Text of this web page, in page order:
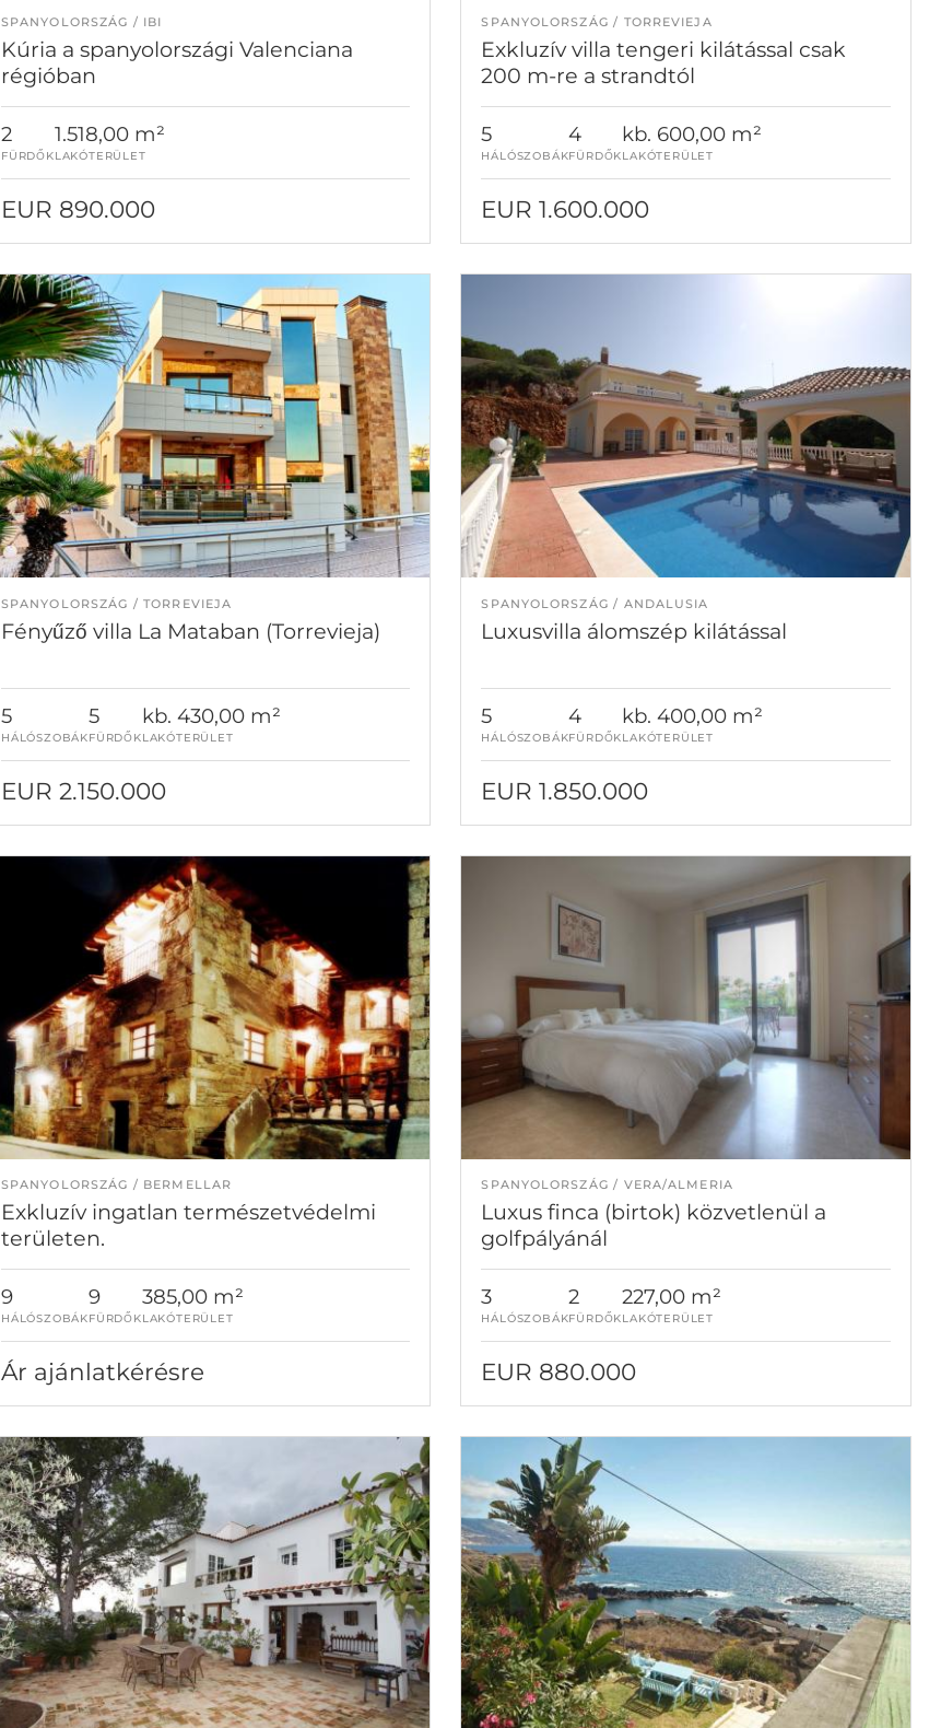
SPANYOLORSZÁG IBI
Kúria a spanyolországi Valenciana
régióban
2
FÜRDŐK
1.518,00 m²
LAKÓTERÜLET
EUR 890.000
SPANYOLORSZÁG TORREVIEJA
Exkluzív villa tengeri kilátással csak
200 m-re a strandtól
5
HÁLÓSZOBÁK
4
FÜRDŐK
kb. 600,00 m²
LAKÓTERÜLET
EUR 1.600.000
SPANYOLORSZÁG TORREVIEJA
Fényűző villa La Mataban (Torrevieja)
5
HÁLÓSZOBÁK
5
FÜRDŐK
kb. 430,00 m²
LAKÓTERÜLET
EUR 2.150.000
SPANYOLORSZÁG ANDALUSIA
Luxusvilla álomszép kilátással
5
HÁLÓSZOBÁK
4
FÜRDŐK
kb. 400,00 m²
LAKÓTERÜLET
EUR 1.850.000
SPANYOLORSZÁG BERMELLAR
Exkluzív ingatlan természetvédelmi
területen.
9
HÁLÓSZOBÁK
9
FÜRDŐK
385,00 m²
LAKÓTERÜLET
Ár ajánlatkérésre
SPANYOLORSZÁG VERA/ALMERIA
Luxus finca (birtok) közvetlenül a
golfpályánál
3
HÁLÓSZOBÁK
2
FÜRDŐK
227,00 m²
LAKÓTERÜLET
EUR 880.000